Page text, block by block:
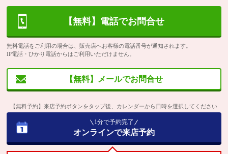
【無料】電話でお問合せ
無料電話をご利用の場合は、販売店へお客様の電話番号が通知されます。
IP電話・ひかり電話からはご利用いただけません。
【無料】メールでお問合せ
【無料予約】来店予約ボタンをタップ後、カレンダーから日時を選択してください
1分で予約完了
オンラインで来店予約